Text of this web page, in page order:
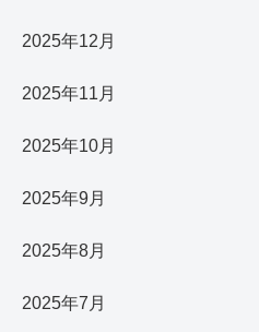
2025年12月
2025年11月
2025年10月
2025年9月
2025年8月
2025年7月